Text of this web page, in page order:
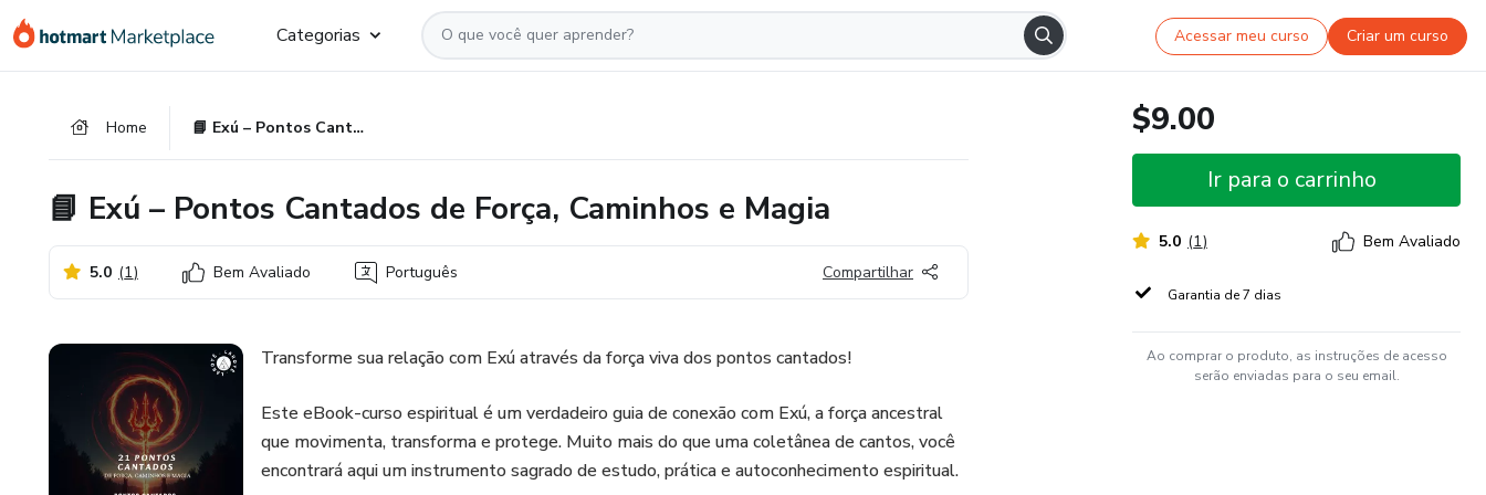
para
para
para
Categorias Acessar meu curso Criar um curso
Home 📘 Exú – Pontos Cantados de Força, Caminhos e Magia
📘 Exú – Pontos Cantados de Força, Caminhos e Magia
5.0 (1) Bem Avaliado Português Compartilhar
Transforme sua relação com Exú através da força viva dos pontos cantados!
Este eBook-curso espiritual é um verdadeiro guia de conexão com Exú, a força ancestral
que movimenta, transforma e protege. Muito mais do que uma coletânea de cantos, você
encontrará aqui um instrumento sagrado de estudo, prática e autoconhecimento espiritual.
$9.00
Ir para o carrinho
5.0 (1) Bem Avaliado
Garantia de 7 dias
Ao comprar o produto, as instruções de acesso
serão enviadas para o seu email.